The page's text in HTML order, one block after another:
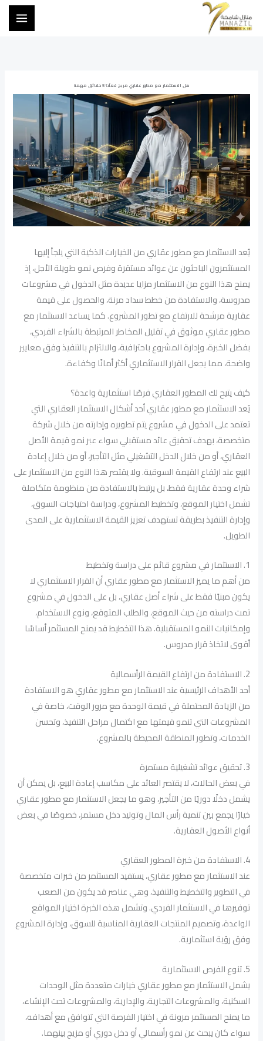
هل الاستثمار مع مطور عقاري مربح فعلًا؟ 5 حقائق مهمة
يُعد الاستثمار مع مطور عقاري من الخيارات الذكية التي يلجأ إليها
المستثمرون الباحثون عن عوائد مستقرة وفرص نمو طويلة الأجل، إذ
يمنح هذا النوع من الاستثمار مزايا عديدة مثل الدخول في مشروعات
مدروسة، والاستفادة من خطط سداد مرنة، والحصول على قيمة
عقارية مرشحة للارتفاع مع تطور المشروع. كما يساعد الاستثمار مع
مطور عقاري موثوق في تقليل المخاطر المرتبطة بالشراء الفردي،
بفضل الخبرة، وإدارة المشروع باحترافية، والالتزام بالتنفيذ وفق معايير
واضحة، مما يجعل القرار الاستثماري أكثر أمانًا وكفاءة.
كيف يتيح لك المطور العقاري فرصًا استثمارية واعدة؟
يُعد الاستثمار مع مطور عقاري أحد أشكال الاستثمار العقاري التي
تعتمد على الدخول في مشروع يتم تطويره وإدارته من خلال شركة
متخصصة، بهدف تحقيق عائد مستقبلي سواء عبر نمو قيمة الأصل
العقاري، أو من خلال الدخل التشغيلي مثل التأجير، أو من خلال إعادة
البيع عند ارتفاع القيمة السوقية. ولا يقتصر هذا النوع من الاستثمار على
شراء وحدة عقارية فقط، بل يرتبط بالاستفادة من منظومة متكاملة
تشمل اختيار الموقع، وتخطيط المشروع، ودراسة احتياجات السوق،
وإدارة التنفيذ بطريقة تستهدف تعزيز القيمة الاستثمارية على المدى
الطويل.
1. الاستثمار في مشروع قائم على دراسة وتخطيط
من أهم ما يميز الاستثمار مع مطور عقاري أن القرار الاستثماري لا
يكون مبنيًا فقط على شراء أصل عقاري، بل على الدخول في مشروع
تمت دراسته من حيث الموقع، والطلب المتوقع، ونوع الاستخدام،
وإمكانيات النمو المستقبلية. هذا التخطيط قد يمنح المستثمر أساسًا
أقوى لاتخاذ قرار مدروس.
2. الاستفادة من ارتفاع القيمة الرأسمالية
أحد الأهداف الرئيسية عند الاستثمار مع مطور عقاري هو الاستفادة
من الزيادة المحتملة في قيمة الوحدة مع مرور الوقت، خاصة في
المشروعات التي تنمو قيمتها مع اكتمال مراحل التنفيذ، وتحسن
الخدمات، وتطور المنطقة المحيطة بالمشروع.
3. تحقيق عوائد تشغيلية مستمرة
في بعض الحالات، لا يقتصر العائد على مكاسب إعادة البيع، بل يمكن أن
يشمل دخلًا دوريًا من التأجير، وهو ما يجعل الاستثمار مع مطور عقاري
خيارًا يجمع بين تنمية رأس المال وتوليد دخل مستمر، خصوصًا في بعض
أنواع الأصول العقارية.
4. الاستفادة من خبرة المطور العقاري
عند الاستثمار مع مطور عقاري، يستفيد المستثمر من خبرات متخصصة
في التطوير والتخطيط والتنفيذ، وهي عناصر قد يكون من الصعب
توفيرها في الاستثمار الفردي. وتشمل هذه الخبرة اختيار المواقع
الواعدة، وتصميم المنتجات العقارية المناسبة للسوق، وإدارة المشروع
وفق رؤية استثمارية.
5. تنوع الفرص الاستثمارية
يشمل الاستثمار مع مطور عقاري خيارات متعددة مثل الوحدات
السكنية، والمشروعات التجارية، والإدارية، والمشروعات تحت الإنشاء،
ما يمنح المستثمر مرونة في اختيار الفرصة التي تتوافق مع أهدافه،
سواء كان يبحث عن نمو رأسمالي أو دخل دوري أو مزيج بينهما.